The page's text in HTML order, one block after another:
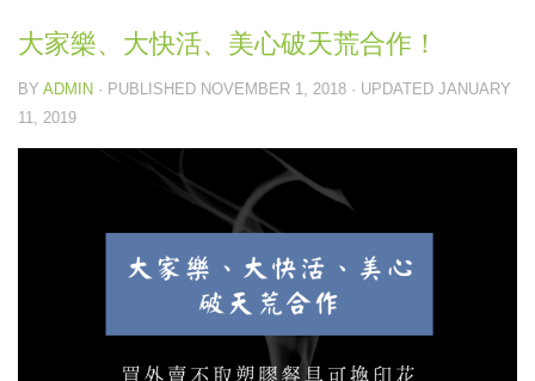
奇怪的環保故事
綠色企業大追蹤
綠色分享
資助拍攝計劃
大家樂、大快活、美心破天荒合作！
BY ADMIN · PUBLISHED NOVEMBER 1, 2018 · UPDATED JANUARY
11, 2019